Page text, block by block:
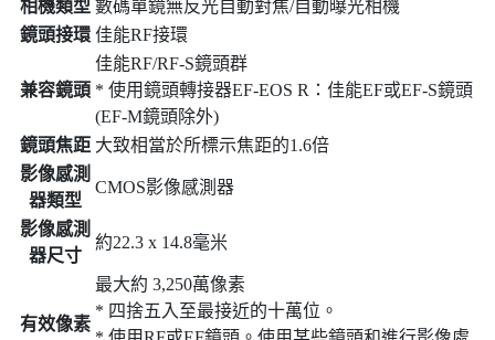
相機類型 數碼單鏡無反光自動對焦/自動曝光相機
鏡頭接環 佳能RF接環
兼容鏡頭
佳能RF/RF-S鏡頭群
* 使用鏡頭轉接器EF-EOS R：佳能EF或EF-S鏡頭
(EF-M鏡頭除外)
鏡頭焦距 大致相當於所標示焦距的1.6倍
影像感測
器類型
CMOS影像感測器
影像感測
器尺寸
約22.3 x 14.8毫米
有效像素
最大約 3,250萬像素
* 四捨五入至最接近的十萬位。